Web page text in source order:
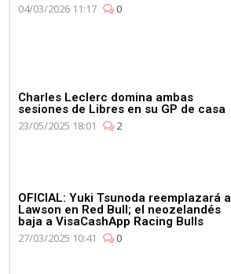
04/03/2026 11:17
0
Charles Leclerc domina ambas
sesiones de Libres en su GP de casa
23/05/2025 18:01
2
OFICIAL: Yuki Tsunoda reemplazará a
Lawson en Red Bull; el neozelandés
baja a VisaCashApp Racing Bulls
27/03/2025 10:41
0